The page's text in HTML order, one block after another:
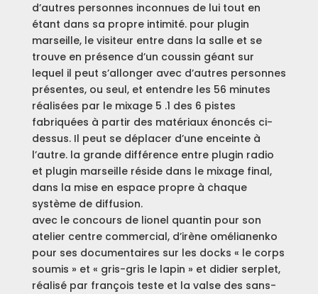
d’autres personnes inconnues de lui tout en
étant dans sa propre intimité. pour plugin
marseille, le visiteur entre dans la salle et se
trouve en présence d’un coussin géant sur
lequel il peut s’allonger avec d’autres personnes
présentes, ou seul, et entendre les 56 minutes
réalisées par le mixage 5 .1 des 6 pistes
fabriquées à partir des matériaux énoncés ci-
dessus. Il peut se déplacer d’une enceinte à
l’autre. la grande différence entre plugin radio
et plugin marseille réside dans le mixage final,
dans la mise en espace propre à chaque
système de diffusion.
avec le concours de lionel quantin pour son
atelier centre commercial, d’irène omélianenko
pour ses documentaires sur les docks « le corps
soumis » et « gris-gris le lapin » et didier serplet,
réalisé par françois teste et la valse des sans-